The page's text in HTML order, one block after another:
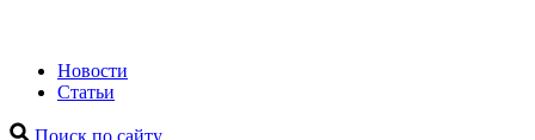
Новости
Статьи